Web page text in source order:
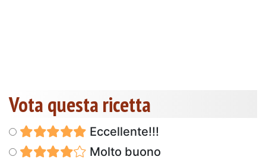
Vota questa ricetta
Eccellente!!!
Molto buono